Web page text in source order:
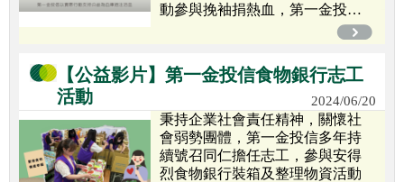
動參與挽袖捐熱血，第一金投
【公益影片】第一金投信食物銀行志工
活動
2024/06/20
秉持企業社會責任精神，關懷社
會弱勢團體，第一金投信多年持
續號召同仁擔任志工，參與安得
烈食物銀行裝箱及整理物資活動